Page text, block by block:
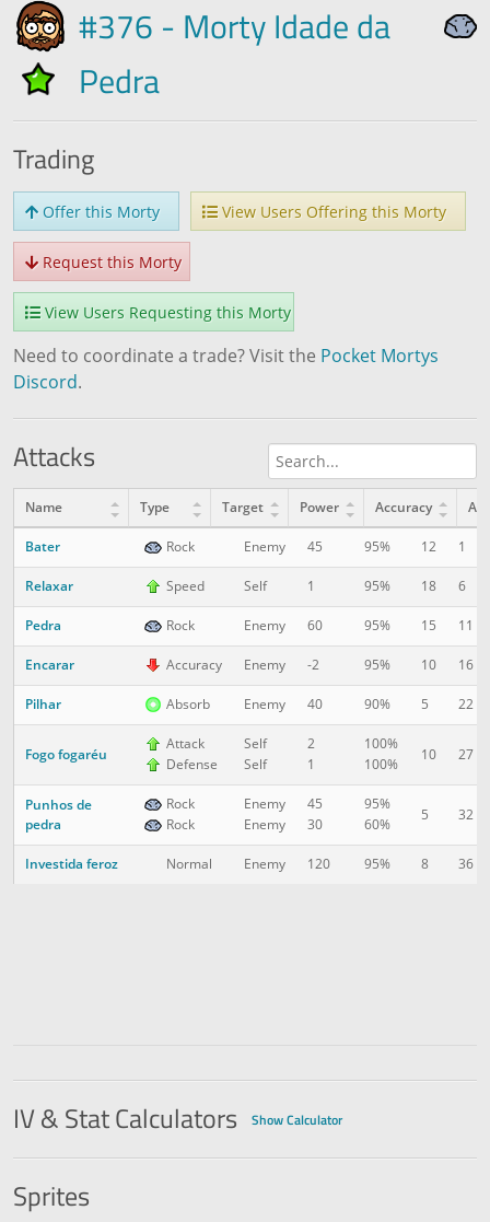
#376 - Morty Idade da
Pedra
Trading
Offer this Morty View Users Offering this Morty
Request this Morty
View Users Requesting this Morty
Need to coordinate a trade? Visit the Pocket Mortys
Discord.
Attacks
Name Type Target Power Accuracy AP
Bater Rock Enemy 45 95% 12 1
Relaxar Speed Self 1 95% 18 6
Pedra Rock Enemy 60 95% 15 11
Encarar Accuracy Enemy -2 95% 10 16
Pilhar Absorb Enemy 40 90% 5 22
Fogo fogaréu
Attack
Defense
Self
Self
2
1
100%
100%
10 27
Punhos de
pedra
Rock
Rock
Enemy
Enemy
45
30
95%
60%
5 32
Investida feroz Normal Enemy 120 95% 8 36
IV & Stat Calculators Show Calculator
Sprites